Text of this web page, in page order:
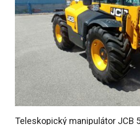
Teleskopický manipulátor JCB